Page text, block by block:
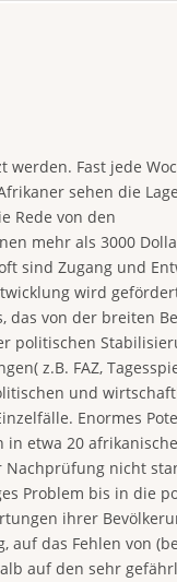
Fast jede
sehen die
Rede von den
mehr als 3000
sind Zugang und
wird
das von der breiten
politischen
z.B. FAZ,
und
Enormes
etwa 20
Nachprüfung nicht
Problem bis in die
ihrer
auf das Fehlen von
auf den sehr